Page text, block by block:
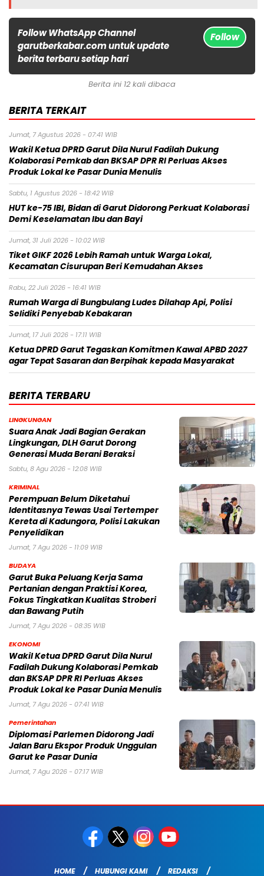
Follow WhatsApp Channel
garutberkabar.com untuk update
berita terbaru setiap hari
Follow
Berita ini 12 kali dibaca
BERITA TERKAIT
Jumat, 7 Agustus 2026 - 07:41 WIB
Wakil Ketua DPRD Garut Dila Nurul Fadilah Dukung
Kolaborasi Pemkab dan BKSAP DPR RI Perluas Akses
Produk Lokal ke Pasar Dunia Menulis
Sabtu, 1 Agustus 2026 - 18:42 WIB
HUT ke-75 IBI, Bidan di Garut Didorong Perkuat Kolaborasi
Demi Keselamatan Ibu dan Bayi
Jumat, 31 Juli 2026 - 10:02 WIB
Tiket GIKF 2026 Lebih Ramah untuk Warga Lokal,
Kecamatan Cisurupan Beri Kemudahan Akses
Rabu, 22 Juli 2026 - 16:41 WIB
Rumah Warga di Bungbulang Ludes Dilahap Api, Polisi
Selidiki Penyebab Kebakaran
Jumat, 17 Juli 2026 - 17:11 WIB
Ketua DPRD Garut Tegaskan Komitmen Kawal APBD 2027
agar Tepat Sasaran dan Berpihak kepada Masyarakat
BERITA TERBARU
LINGKUNGAN
Suara Anak Jadi Bagian Gerakan
Lingkungan, DLH Garut Dorong
Generasi Muda Berani Beraksi
Sabtu, 8 Agu 2026 - 12:08 WIB
KRIMINAL
Perempuan Belum Diketahui
Identitasnya Tewas Usai Tertemper
Kereta di Kadungora, Polisi Lakukan
Penyelidikan
Jumat, 7 Agu 2026 - 11:09 WIB
BUDAYA
Garut Buka Peluang Kerja Sama
Pertanian dengan Praktisi Korea,
Fokus Tingkatkan Kualitas Stroberi
dan Bawang Putih
Jumat, 7 Agu 2026 - 08:35 WIB
EKONOMI
Wakil Ketua DPRD Garut Dila Nurul
Fadilah Dukung Kolaborasi Pemkab
dan BKSAP DPR RI Perluas Akses
Produk Lokal ke Pasar Dunia Menulis
Jumat, 7 Agu 2026 - 07:41 WIB
Pemerintahan
Diplomasi Parlemen Didorong Jadi
Jalan Baru Ekspor Produk Unggulan
Garut ke Pasar Dunia
Jumat, 7 Agu 2026 - 07:17 WIB
HOME HUBUNGI KAMI REDAKSI